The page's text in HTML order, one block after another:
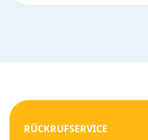
RÜCKRUFSERVICE